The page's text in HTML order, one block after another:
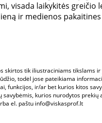
visada laikykitės greičio
ir medienos pakaitines
skirtos tik iliustraciniams tikslams
todėl jose pateikiama
funkcijos, ir/ar bet kurios kitos
savybėmis, kurios nurodytos
el. paštu info@viskasprof.lt